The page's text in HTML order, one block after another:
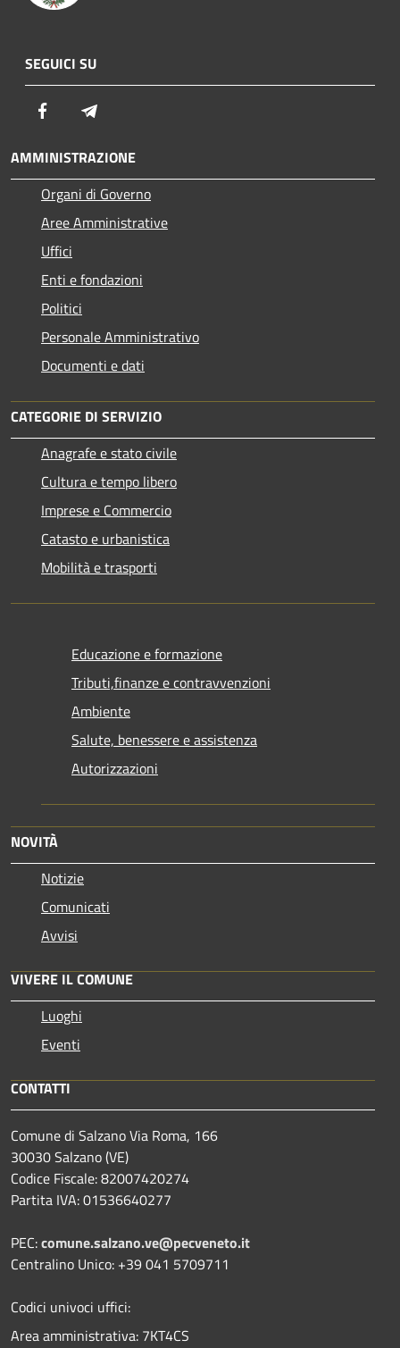
SEGUICI SU
Facebook
AMMINISTRAZIONE
Organi di Governo
Aree Amministrative
Uffici
Enti e fondazioni
Politici
Personale Amministrativo
Documenti e dati
CATEGORIE DI SERVIZIO
Anagrafe e stato civile
Cultura e tempo libero
Imprese e Commercio
Catasto e urbanistica
Mobilità e trasporti
Educazione e formazione
Tributi,finanze e contravvenzioni
Ambiente
Salute, benessere e assistenza
Autorizzazioni
NOVITÀ
Notizie
Comunicati
Avvisi
VIVERE IL COMUNE
Luoghi
Eventi
CONTATTI
Comune di Salzano Via Roma, 166
30030 Salzano (VE)
Codice Fiscale: 82007420274
Partita IVA: 01536640277
PEC:comune.salzano.ve@pecveneto.it
Centralino Unico: +39 041 5709711
Codici univoci uffici:
Area amministrativa: 7KT4CS